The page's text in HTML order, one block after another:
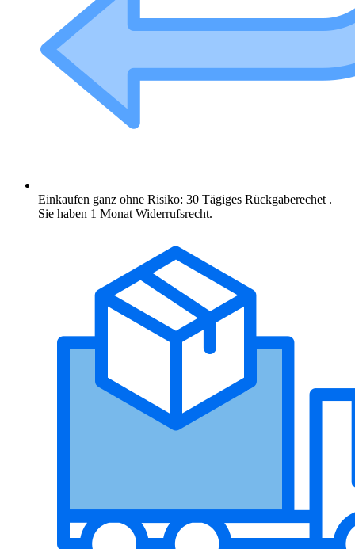
Einkaufen ganz ohne Risiko: 30 Tägiges Rückgaberechet .
Sie haben 1 Monat Widerrufsrecht.